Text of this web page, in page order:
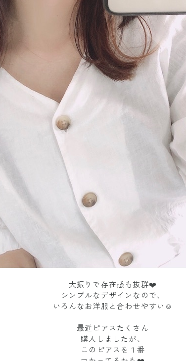
大振りで存在感も抜群❤️
シンプルなデザインなので、
いろんなお洋服と合わせやすい☺️
最近ピアスたくさん
購入しましたが、
このピアスを１番